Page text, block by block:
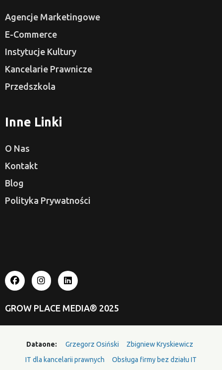
Agencje Marketingowe
E-Commerce
Instytucje Kultury
Kancelarie Prawnicze
Przedszkola
Inne Linki
O Nas
Kontakt
Blog
Polityka Prywatności
GROW PLACE MEDIA® 2025
Dataone: Grzegorz Osiński
Zbigniew Kryskiewicz
IT dla kancelarii prawnych
Obsługa firmy bez działu IT